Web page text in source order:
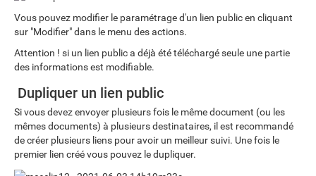
Vous pouvez modifier le paramétrage d'un lien public en cliquant
sur "Modifier" dans le menu des actions.
Attention ! si un lien public a déjà été téléchargé seule une partie
des informations est modifiable.
Dupliquer un lien public
Si vous devez envoyer plusieurs fois le même document (ou les
mêmes documents) à plusieurs destinataires, il est recommandé
de créer plusieurs liens pour avoir un meilleur suivi. Une fois le
premier lien créé vous pouvez le dupliquer.